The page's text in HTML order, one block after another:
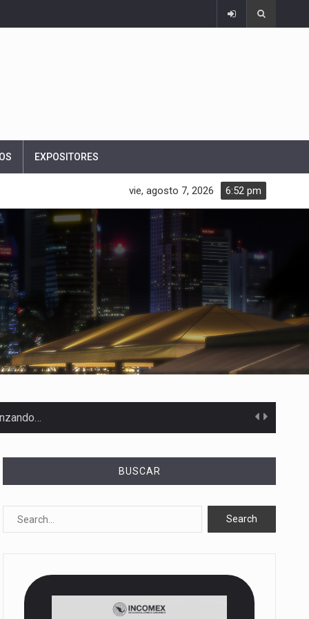
EXPOSITORES
6:52 pm
vie, agosto 7, 2026
de…
BUSCAR